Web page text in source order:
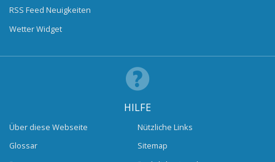
RSS Feed Neuigkeiten
Wetter Widget
HILFE
Über diese Webseite
Glossar
Nützliche Links
Sitemap